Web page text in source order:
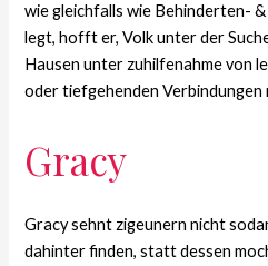
wie gleichfalls wie Behinderten-
legt, hofft er, Volk unter der
Hausen unter zuhilfenahme von
oder tiefgehenden Verbindungen
Gracy
Gracy sehnt zigeunern nicht
dahinter finden, statt dessen